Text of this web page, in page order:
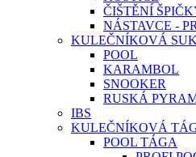
ČIŠTĚNÍ
NÁSTAVCE -
KULEČNÍKOVÁ
POOL
KARAMBOL
SNOOKER
RUSKÁ
IBS
KULEČNÍKOVÁ
POOL TÁGA